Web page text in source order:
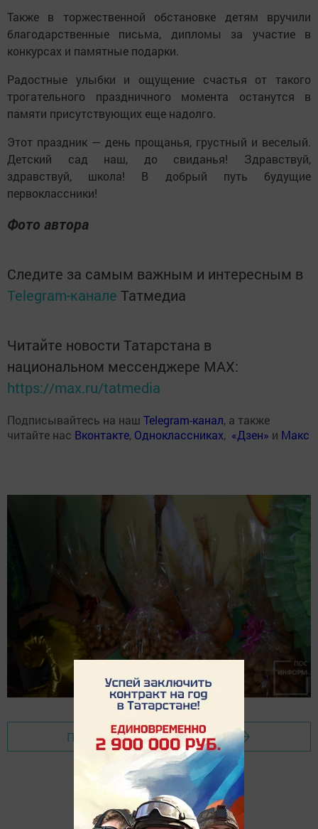
Также в торжественной обстановке детям вручили
благодарственные письма, дипломы за участие в
конкурсах и памятные подарки.
Радостные улыбки и ощущение счастья от такого
трогательного праздничного момента останутся в
памяти присутствующих еще надолго.
Этот праздник — день прощанья, грустный и веселый.
Детский сад наш, до свиданья! Здравствуй,
здравствуй, школа! В добрый путь будущие
первоклассники!
Фото автора
Следите за самым важным и интересным в
Telegram-канале Татмедиа
Читайте новости Татарстана в
национальном мессенджере MАХ:
https://max.ru/tatmedia
Подписывайтесь на наш Telegram-канал, а также
читайте нас Вконтакте, Одноклассниках, «Дзен» и Макс
Перейти на страницу новости